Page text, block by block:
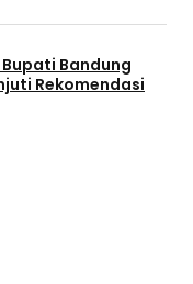
Bandung
Rekomendasi